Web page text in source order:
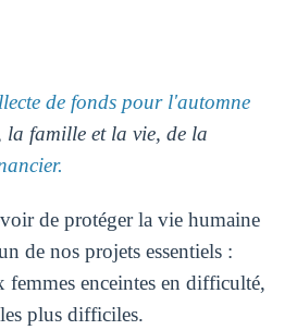
de fonds pour l'automne
famille et la vie, de la
de protéger la vie humaine
de nos projets essentiels :
femmes enceintes en difficulté,
plus difficiles.